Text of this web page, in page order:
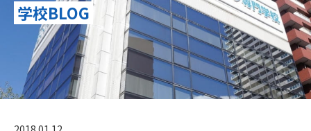
学校BLOG